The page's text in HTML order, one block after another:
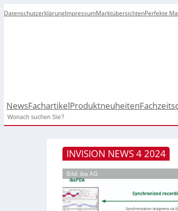
DatenschutzerklärungImpressumMarktübersichtenPerfekte
NewsFachartikelProduktneuheiten
Search
INVISION NEWS 4 2024
Bild: iba AG